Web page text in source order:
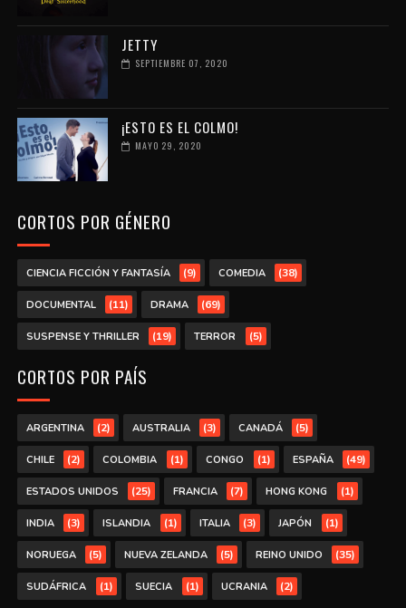
JETTY
SEPTIEMBRE 07, 2020
¡ESTO ES EL COLMO!
MAYO 29, 2020
CORTOS POR GÉNERO
CIENCIA FICCIÓN Y FANTASÍA (9) COMEDIA (38)
DOCUMENTAL (11) DRAMA (69)
SUSPENSE Y THRILLER (19) TERROR (5)
CORTOS POR PAÍS
ARGENTINA (2) AUSTRALIA (3) CANADÁ (5)
CHILE (2) COLOMBIA (1) CONGO (1) ESPAÑA (49)
ESTADOS UNIDOS (25) FRANCIA (7) HONG KONG (1)
INDIA (3) ISLANDIA (1) ITALIA (3) JAPÓN (1)
NORUEGA (5) NUEVA ZELANDA (5) REINO UNIDO (35)
SUDÁFRICA (1) SUECIA (1) UCRANIA (2)